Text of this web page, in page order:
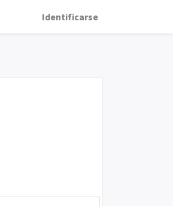
Identificarse